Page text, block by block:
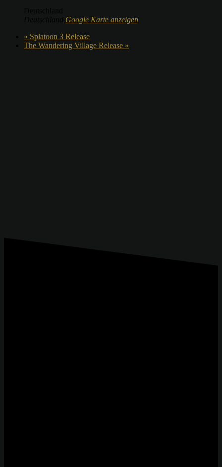
Google Karte anzeigen
« Splatoon 3 Release
The Wandering Village Release »